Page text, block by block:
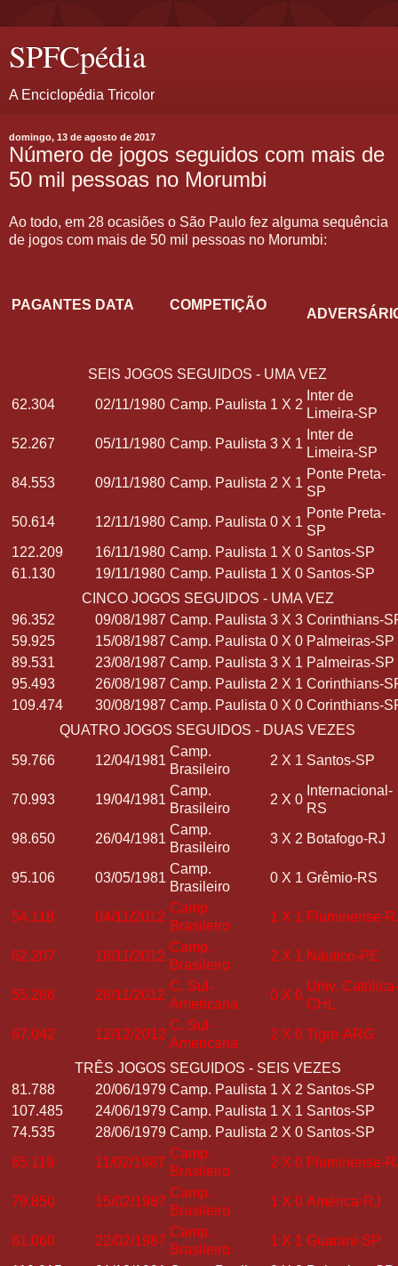
SPFCpédia
A Enciclopédia Tricolor
domingo, 13 de agosto de 2017
Número de jogos seguidos com mais de
50 mil pessoas no Morumbi
Ao todo, em 28 ocasiões o São Paulo fez alguma sequência
de jogos com mais de 50 mil pessoas no Morumbi:
PAGANTES DATA COMPETIÇÃO
SEIS JOGOS SEGUIDOS - UMA VEZ
62.304
02/11/1980 Camp. Paulista 1 X 2
Inter de
Limeira-SP
52.267
05/11/1980 Camp. Paulista 3 X 1
Inter de
Limeira-SP
84.553
09/11/1980 Camp. Paulista 2 X 1
Ponte Preta-
SP
50.614
12/11/1980 Camp. Paulista 0 X 1
Ponte Preta-
SP
122.209
16/11/1980 Camp. Paulista 1 X 0 Santos-SP
61.130
19/11/1980 Camp. Paulista 1 X 0 Santos-SP
CINCO JOGOS SEGUIDOS - UMA VEZ
96.352
09/08/1987 Camp. Paulista 3 X 3 Corinthians-
59.925
15/08/1987 Camp. Paulista 0 X 0 Palmeiras-SP
89.531
23/08/1987 Camp. Paulista 3 X 1 Palmeiras-SP
95.493
26/08/1987 Camp. Paulista 2 X 1 Corinthians-
109.474
30/08/1987 Camp. Paulista 0 X 0 Corinthians-
QUATRO JOGOS SEGUIDOS - DUAS VEZES
59.766
12/04/1981
Camp.
Brasileiro
2 X 1 Santos-SP
70.993 19/04/1981
Camp.
Brasileiro
2 X 0
Internacional-
RS
98.650
26/04/1981
Camp.
Brasileiro
3 X 2 Botafogo-RJ
95.106 03/05/1981
Camp.
Brasileiro
0 X 1 Grêmio-RS
54.118 04/11/2012
Camp.
Brasileiro
1 X 1 Fluminense-
62.207 18/11/2012
Camp.
Brasileiro
2 X 1 Náutico-PE
55.286 28/11/2012
C. Sul-
Americana
0 X 0
Univ. Católica-
CHL
67.042
12/12/2012
C. Sul-
Americana
2 X 0 Tigre-ARG
TRÊS JOGOS SEGUIDOS - SEIS VEZES
81.788
20/06/1979 Camp. Paulista 1 X 2 Santos-SP
107.485
24/06/1979 Camp. Paulista 1 X 1 Santos-SP
74.535
28/06/1979 Camp. Paulista 2 X 0 Santos-SP
65.119
11/02/1987
Camp.
Brasileiro
2 X 0 Fluminense-
79.850 15/02/1987
Camp.
Brasileiro
1 X 0 América-RJ
81.060 22/02/1987
Camp.
Brasileiro
1 X 1 Guarani-SP